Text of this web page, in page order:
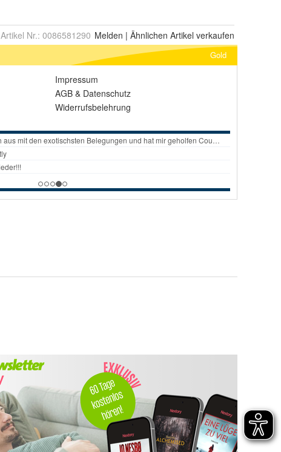
Artikel Nr.: 0086581290 Melden | Ähnlichen Artikel verkaufen
Gold
Impressum
AGB & Datenschutz
Widerrufsbelehrung